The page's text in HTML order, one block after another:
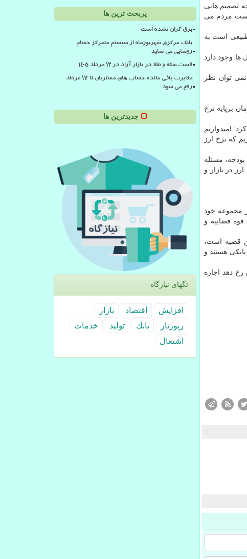
حوزه چه تصمیم هایی
ای به دست مردم می
نشد و طبیعی است به
مشکل ها وجود دارد
توان نظر
نرخ ۱۱ هزار و ۵۰۰ تومان برای نرخ تسعیر ارز در بودجه ۱۴۰۰ اظهار داشت: نرخ ۱۱ هزار و ۵۰۰ تومان برپایه نرخ
امیدواریم
که نرخ ارز
داشت: مسئله بودجه، مسئله
در بازار و
چندین شرکت را زیر مجموعه خود
است که با همکاری قوه قضاییه و
قضیه است،
بدهکاران سیستم بانکی هستند و
رخ دهد اجازه
پربحث ترین ها
برق گران نشده است
بانک مرکزی شهریورماه از سیستم متمرکز حسام
رونمایی می نماید
قیمت سکه و طلا در بازار آزاد در ۱۲ مرداد ۱۴۰۵
مغایرت باقی مانده حساب های مشتریان تا 17 مرداد
رفع می شود
جدیدترین ها
تگهای نیازگاه
افزایش اقتصاد
بازار
رپورتاژ
بانك تولید
خدمات
اشتغال